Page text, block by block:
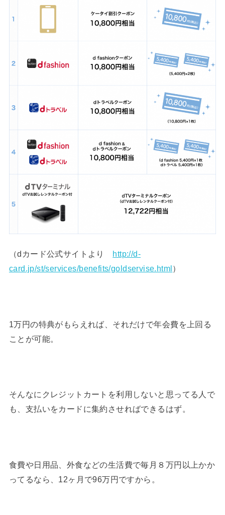
（dカード公式サイトより http://d-
card.jp/st/services/benefits/goldservise.html）
1万円の特典がもらえれば、それだけで年会費を上回る
ことが可能。
そんなにクレジットカートを利用しないと思ってる人で
も、支払いをカードに集約させればできるはず。
食費や日用品、外食などの生活費で毎月８万円以上かか
ってるなら、12ヶ月で96万円ですから。